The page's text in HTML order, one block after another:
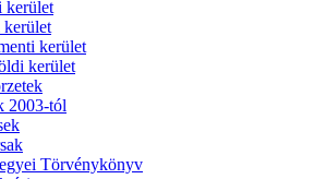
kerület
kerület
kerület
2003-tól
Törvénykönyv